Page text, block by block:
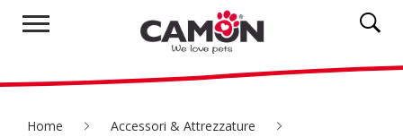
Home
Accessori & Attrezzature